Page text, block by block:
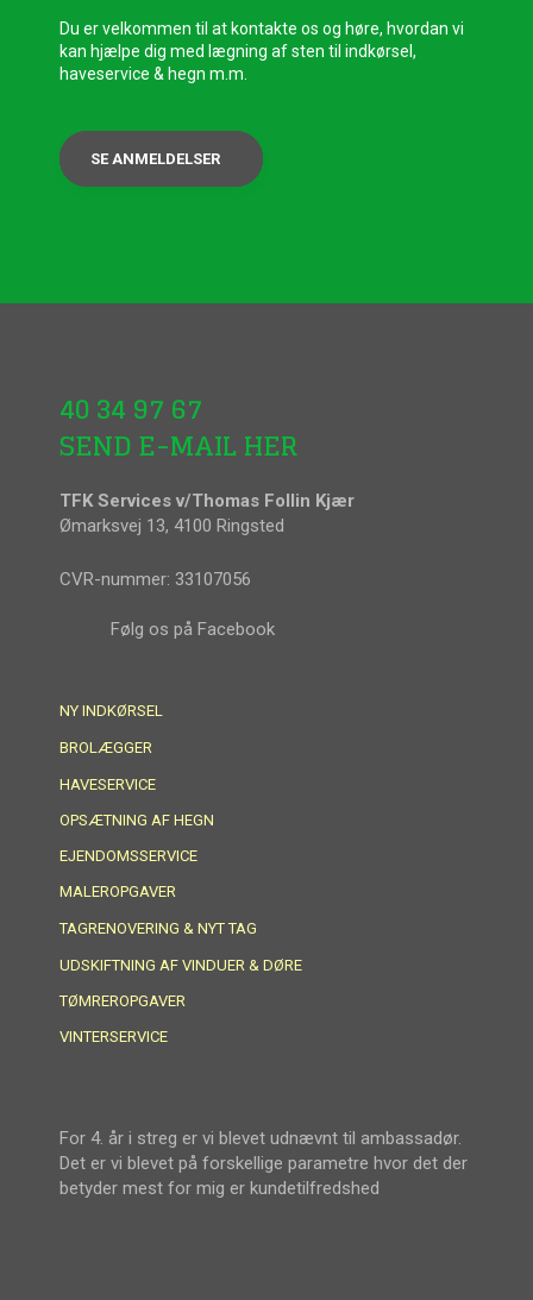
​Du er velkommen til at kontakte os og høre, hvordan vi
kan hjælpe dig med lægning af sten til indkørsel,
haveservice & hegn m.m.
SE ANMELDELSER
40 34 97 67
SEND E-MAIL HER
TFK Services v/Thomas Follin Kjær
Ømarksvej 13, 4100 Ringsted
CVR-nummer: 33107056​
​Følg os på Facebook
NY INDKØRSEL
BROLÆGGER
HAVESERVICE
OPSÆTNING AF HEGN
EJENDOMSSERVICE
MALEROPGAVER
TAGRENOVERING & NYT TAG
UDSKIFTNING AF VINDUER & DØRE
TØMREROPGAVER
VINTERSERVICE
For 4. år i streg er vi blevet udnævnt til ambassadør.
Det er vi blevet på forskellige parametre hvor det der
betyder mest for mig er kundetilfredshed